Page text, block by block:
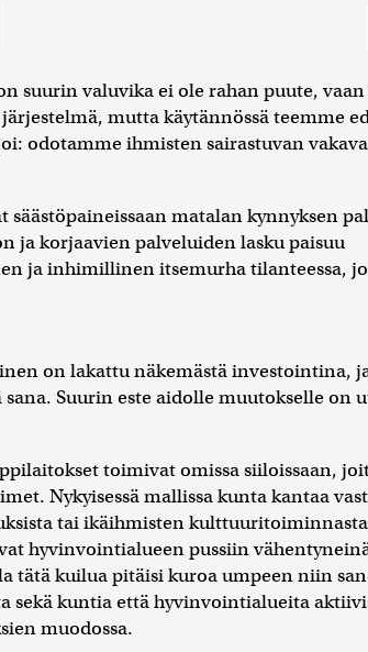
suurin valuvika ei ole rahan puute,
mutta käytännössä teemme
odotamme ihmisten sairastuvan
matalan kynnyksen
ja korjaavien palveluiden lasku paisuu
ja inhimillinen itsemurha tilanteessa,
on lakattu näkemästä investointina,
Suurin este aidolle muutokselle on
toimivat omissa siiloissaan,
Nykyisessä mallissa kunta kantaa
tai ikäihmisten
hyvinvointialueen pussiin
tätä kuilua pitäisi kuroa umpeen niin
sekä kuntia että hyvinvointialueita
muodossa.